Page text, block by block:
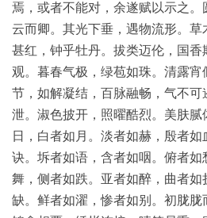
焉，或者不能对，余遂赋以示之
云而卿。其光下垂，遇物流形。草
甚红，钟乎牡丹。拔类迈伦，国
观。暮春气极，绿苞如珠。清露宵
节，如解凝结，百脉融畅，气不
泄。淑色披开，照曜酷烈。美肤腻
日，白者如月。淡者如赫，殷者
诀。坼者如语，含者如咽。俯者如
舞，侧者如跌。亚者如醉，曲者如
缺。鲜者如濯，惨者如别。初胧胧
漆
器
珐
琅
玛
瑙
织